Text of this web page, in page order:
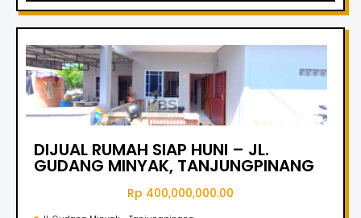
DIJUAL RUMAH SIAP HUNI – JL.
GUDANG MINYAK, TANJUNGPINANG
Rp 400,000,000.00